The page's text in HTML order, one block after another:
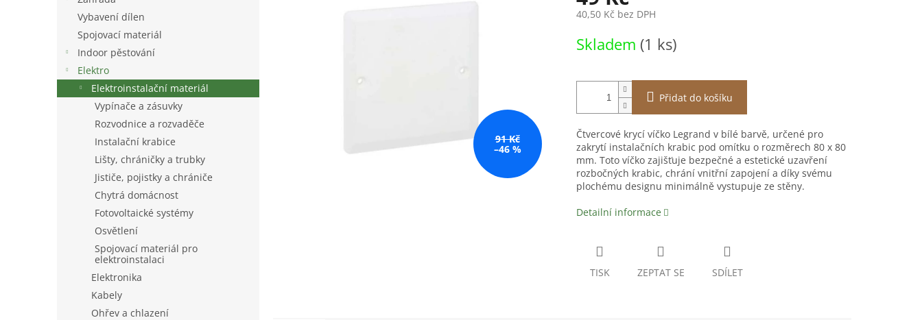
n
e
Vybavení dílen
Spojovací materiál
Indoor pěstování
Elektro
Elektroinstalační materiál
Vypínače a zásuvky
Rozvodnice a rozvaděče
Instalační krabice
Lišty, chráničky a trubky
Jističe, pojistky a chrániče
Chytrá domácnost
Fotovoltaické systémy
Osvětlení
Spojovací materiál pro
elektroinstalaci
Elektronika
Kabely
Ohřev a chlazení
91 Kč
–46 %
40,50 Kč bez DPH
cena:
Skladem (1 ks)
Přidat do košíku
Čtvercové krycí víčko Legrand v bílé barvě, určené pro
zakrytí instalačních krabic pod omítku o rozměrech 80 x 80
mm. Toto víčko zajišťuje bezpečné a estetické uzavření
rozbočných krabic, chrání vnitřní zapojení a díky svému
plochému designu minimálně vystupuje ze stěny.
Detailní informace
TISK ZEPTAT SE SDÍLET